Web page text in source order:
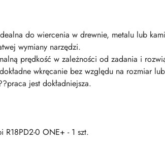
do wiercenia w drewnie, metalu lub
wymiany narzędzi.
prędkość w zależności od zadania i
wkręcanie bez względu na rozmiar lub
jest dokładniejsza.
R18PD2-0 ONE+ - 1 szt.